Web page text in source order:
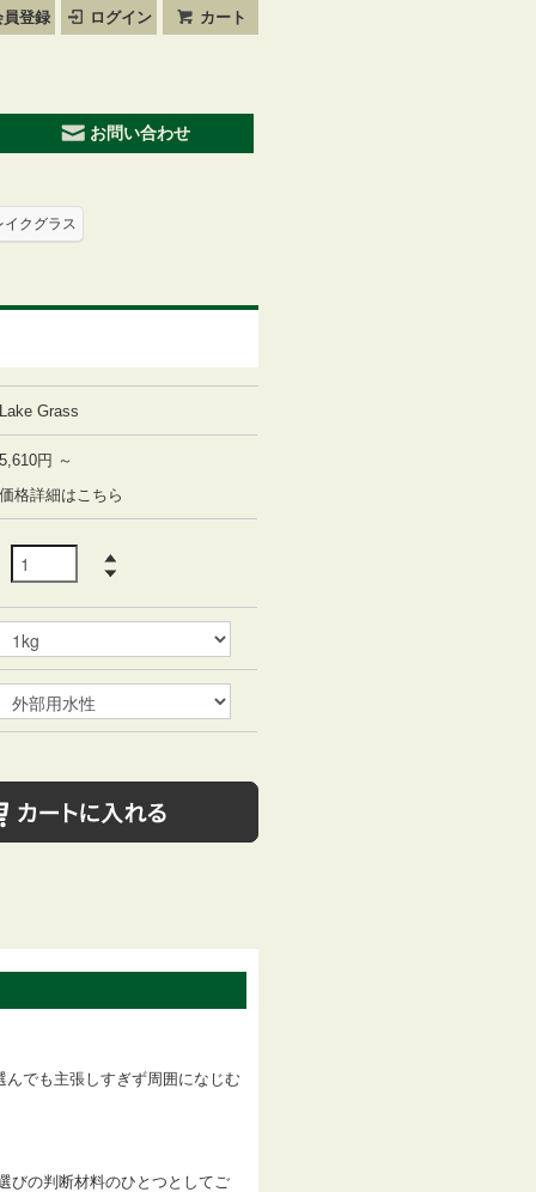
登録 ログイン カート
お問い合わせ
イクグラス
Lake Grass
5,610円 ～
価格詳細はこちら
でも主張しすぎず周囲になじむ
びの判断材料のひとつとしてご